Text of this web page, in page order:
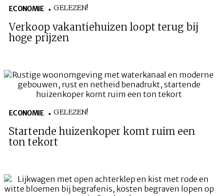
ECONOMIE GELEZEN!
Verkoop vakantiehuizen loopt terug bij
hoge prijzen
ECONOMIE GELEZEN!
Startende huizenkoper komt ruim een
ton tekort